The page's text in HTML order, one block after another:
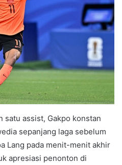
satu assist, Gakpo konstan
sepanjang laga sebelum
Lang pada menit-menit akhir
apresiasi penonton di